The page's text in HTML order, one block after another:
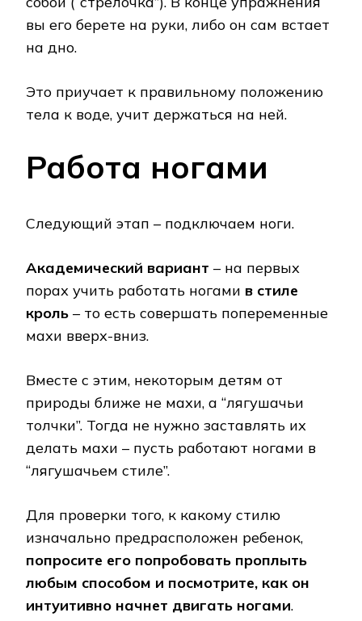
вы его берете на руки, либо он сам встает
на дно.
Это приучает к правильному положению
тела к воде, учит держаться на ней.
Работа ногами
Следующий этап – подключаем ноги.
Академический вариант – на первых
порах учить работать ногами в стиле
кроль – то есть совершать попеременные
махи вверх-вниз.
Вместе с этим, некоторым детям от
природы ближе не махи, а “лягушачьи
толчки”. Тогда не нужно заставлять их
делать махи – пусть работают ногами в
“лягушачьем стиле”.
Для проверки того, к какому стилю
изначально предрасположен ребенок,
попросите его попробовать проплыть
любым способом и посмотрите, как он
интуитивно начнет двигать ногами.